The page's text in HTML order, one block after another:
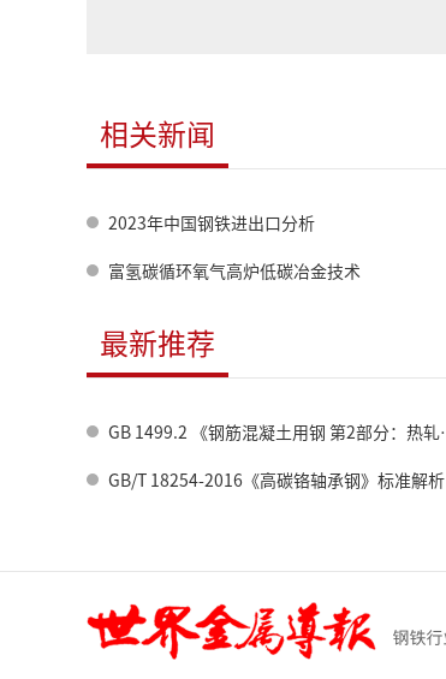
相关新闻
2023年中国钢铁进出口分析
富氢碳循环氧气高炉低碳冶金技术
最新推荐
GB 1499.2 《钢筋混凝土用钢 第2部分：热轧带肋钢筋》标准修订情况
GB/T 18254-2016《高碳铬轴承钢》标准解析